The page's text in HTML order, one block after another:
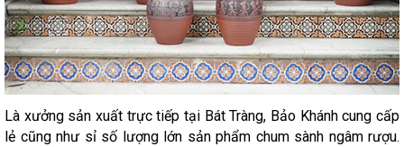
Là xưởng sản xuất trực tiếp tại Bát Tràng, Bảo Khánh cung cấp
lẻ cũng như sỉ số lượng lớn sản phẩm chum sành ngâm rượu.